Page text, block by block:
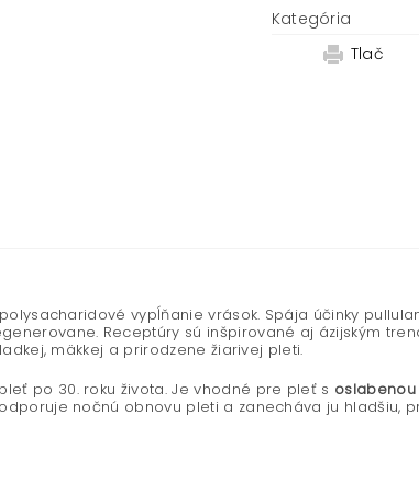
Kategória
Tlač
vypĺňanie vrások. Spája účinky
Receptúry sú inšpirované aj ázijským
mäkkej a prirodzene žiarivej pleti.
po 30. roku života. Je vhodné pre pleť s
nočnú obnovu pleti a zanecháva ju hladšiu,